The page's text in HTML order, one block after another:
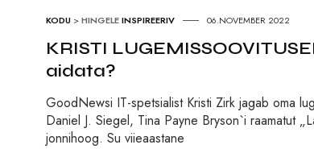
KODU >HINGELEINSPIREERIV 06.NOVEMBER 2022
KRISTI
aidata?
GoodNewsi IT-spetsialist Kristi Zirk jagab oma
Daniel J. Siegel, Tina Payne Bryson`i raamatut
jonnihoog. Su viieaastane